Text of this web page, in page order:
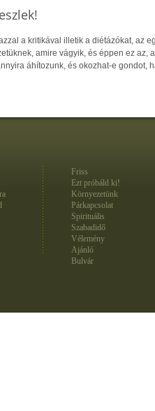
a kritikával illetik a diétázókat, az
amire vágyik, és éppen ez az,
áhítozunk, és okozhat-e gondot,
Friss
Ezt próbáld ki!
Környezetünk
Párkapcsolat
Spirituális
Szabadidő
Vélemény
Ajánló
Bulvár